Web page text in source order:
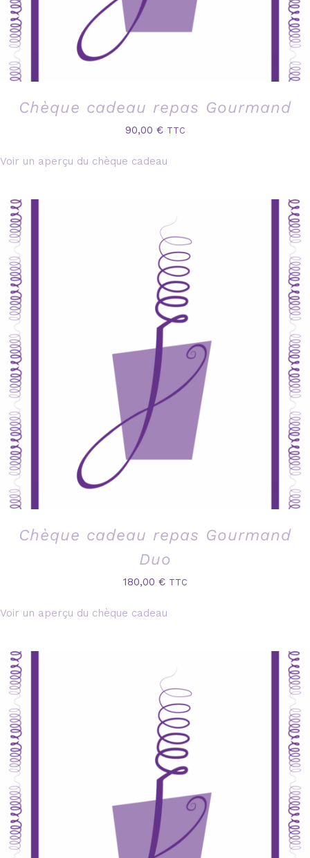
Chèque cadeau repas Gourmand
90,00 € TTC
Voir un aperçu du chèque cadeau
Chèque cadeau repas Gourmand
Duo
180,00 € TTC
Voir un aperçu du chèque cadeau